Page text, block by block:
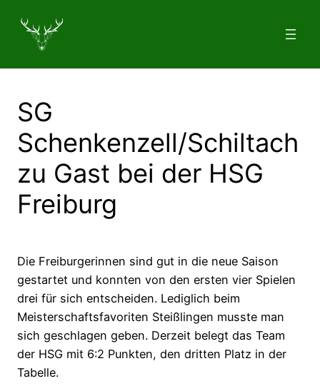
Inhalt
springen
SG
Schenkenzell/Schiltach
zu Gast bei der HSG
Freiburg
Die Freiburgerinnen sind gut in die neue Saison
gestartet und konnten von den ersten vier Spielen
drei für sich entscheiden. Lediglich beim
Meisterschaftsfavoriten Steißlingen musste man
sich geschlagen geben. Derzeit belegt das Team
der HSG mit 6:2 Punkten, den dritten Platz in der
Tabelle.